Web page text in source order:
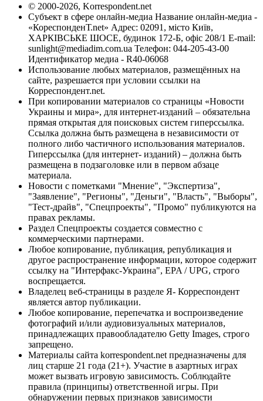
© 2000-2026, Korrespondent.net
Субъект в сфере онлайн-медиа Название онлайн-медиа -
«КореспонденТ.net» Адрес: 02091, місто Київ,
ХАРКІВСЬКЕ ШОСЕ, будинок 172-Б, офіс 208/1 E-mail:
sunlight@mediadim.com.ua Телефон: 044-205-43-00
Идентификатор медиа - R40-06068
Использование любых материалов, размещённых на
сайте, разрешается при условии ссылки на
Корреспондент.net.
При копировании материалов со страницы «Новости
Украины и мира», для интернет-изданий – обязательна
прямая открытая для поисковых систем гиперссылка.
Ссылка должна быть размещена в независимости от
полного либо частичного использования материалов.
Гиперссылка (для интернет- изданий) – должна быть
размещена в подзаголовке или в первом абзаце
материала.
Новости с пометками "Мнение", "Экспертиза",
"Заявление", "Регионы", "Деньги", "Власть", "Выборы",
"Тест-драйв", "Спецпроекты", "Промо" публикуются на
правах рекламы.
Раздел Спецпроекты создается совместно с
коммерческими партнерами.
Любое копирование, публикация, републикация и
другое распространение информации, которое содержит
ссылку на "Интерфакс-Украина", EPA / UPG, строго
воспрещается.
Владелец веб-страницы в разделе Я- Корреспондент
является автор публикации.
Любое копирование, перепечатка и воспроизведение
фотографий и/или аудиовизуальных материалов,
принадлежащих правообладателю Getty Images, строго
запрещено.
Материалы сайта korrespondent.net предназначены для
лиц старше 21 года (21+). Участие в азартных играх
может вызвать игровую зависимость. Соблюдайте
правила (принципы) ответственной игры. При
обнаружении первых признаков зависимости